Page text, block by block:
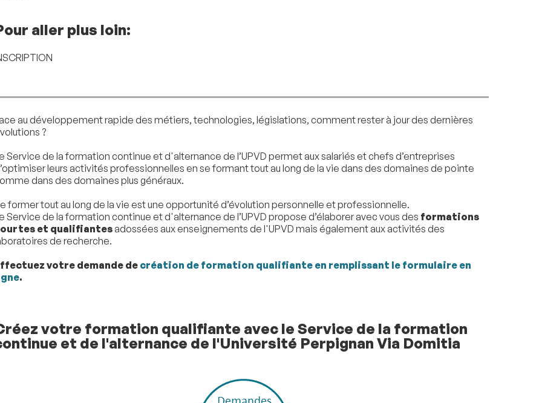
aller plus loin:
au développement rapide des métiers, technologies, législations, comment rester à jour des dernières
?
Service de la formation continue et d'alternance de l’UPVD permet aux salariés et chefs d’entreprises
leurs activités professionnelles en se formant tout au long de la vie dans des domaines de pointe
dans des domaines plus généraux.
former tout au long de la vie est une opportunité d’évolution personnelle et professionnelle.
Service de la formation continue et d'alternance de l’UPVD propose d’élaborer avec vous des formations
et qualifiantesadossées aux enseignements de l'UPVD mais également aux activités des
de recherche.
votre demande de création de formation qualifiante en remplissant le formulaire en
.
votre formation qualifiante avec le Service de la formation
et de l'alternance de l'Université Perpignan Via Domitia